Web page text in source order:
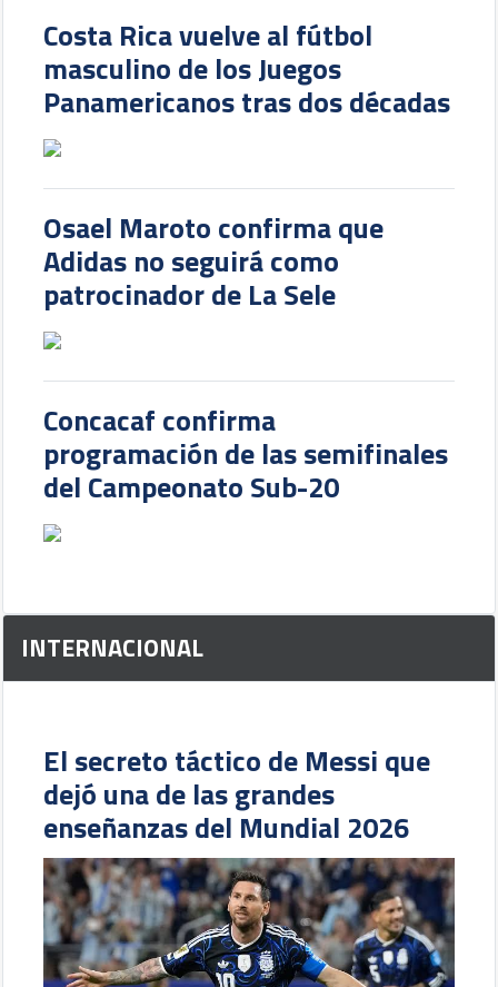
Costa Rica vuelve al fútbol
masculino de los Juegos
Panamericanos tras dos décadas
Osael Maroto confirma que
Adidas no seguirá como
patrocinador de La Sele
Concacaf confirma
programación de las semifinales
del Campeonato Sub-20
INTERNACIONAL
El secreto táctico de Messi que
dejó una de las grandes
enseñanzas del Mundial 2026